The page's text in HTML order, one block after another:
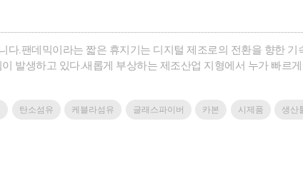
다.팬데믹이라는 짧은 휴지기는 디지털 제조로의 전환을 향한
발생하고 있다.새롭게 부상하는 제조산업 지형에서 누가 빠르
탄소섬유 케블라섬유 글래스파이버 카본 시제품 생산